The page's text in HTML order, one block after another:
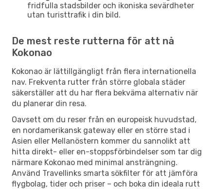
fridfulla stadsbilder och ikoniska sevärdheter
utan turisttrafik i din bild.
De mest reste rutterna för att nå
Kokonao
Kokonao är lättillgängligt från flera internationella
nav. Frekventa rutter från större globala städer
säkerställer att du har flera bekväma alternativ när
du planerar din resa.
Oavsett om du reser från en europeisk huvudstad,
en nordamerikansk gateway eller en större stad i
Asien eller Mellanöstern kommer du sannolikt att
hitta direkt- eller en-stoppsförbindelser som tar dig
närmare Kokonao med minimal ansträngning.
Använd Travellinks smarta sökfilter för att jämföra
flygbolag, tider och priser – och boka din ideala rutt